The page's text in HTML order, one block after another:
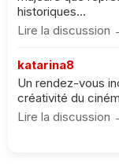
historiques...
Lire la discussion
katarina8
Un rendez-vous
créativité du
Lire la discussion